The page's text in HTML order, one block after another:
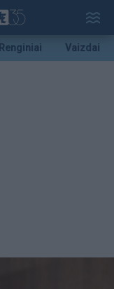
Renginiai Vaizdai